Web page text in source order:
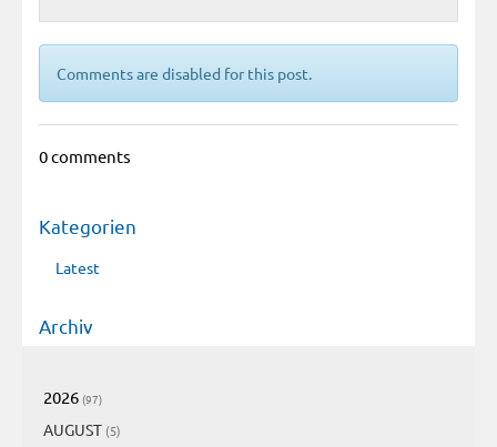
Comments are disabled for this post.
0 comments
Kategorien
Latest
Archiv
2026 (97)
AUGUST (5)